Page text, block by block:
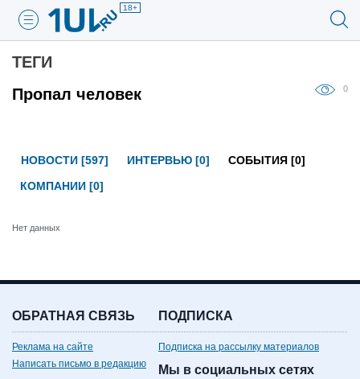
18+
ТЕГИ
Пропал человек
0
НОВОСТИ [597] ИНТЕРВЬЮ [0]
СОБЫТИЯ [0]
КОМПАНИИ [0]
Нет данных
ОБРАТНАЯ СВЯЗЬ
Реклама на сайте
Написать письмо в редакцию
ПОДПИСКА
Подписка на рассылку материалов
Мы в социальных сетях